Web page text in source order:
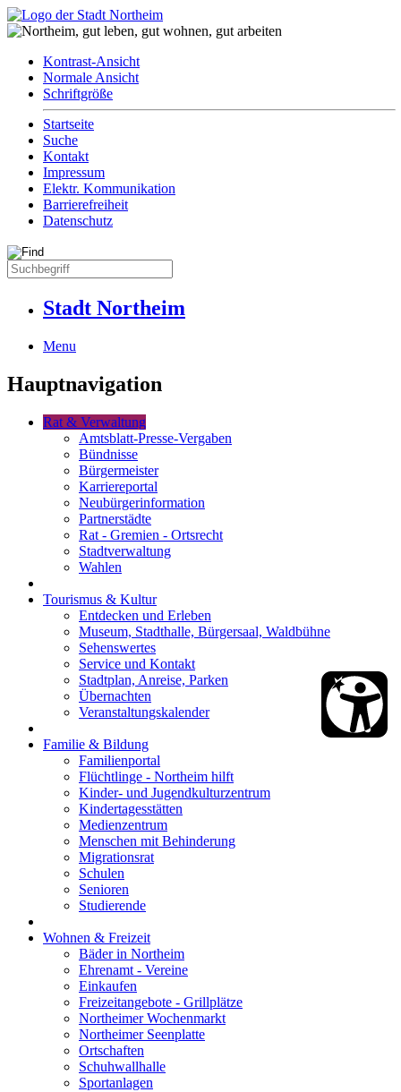
Kontrast-Ansicht
Normale Ansicht
Schriftgröße
Startseite
Suche
Kontakt
Impressum
Elektr. Kommunikation
Barrierefreiheit
Datenschutz
Stadt Northeim
Menu
Hauptnavigation
Rat & Verwaltung
Amtsblatt-Presse-Vergaben
Bündnisse
Bürgermeister
Karriereportal
Neubürgerinformation
Partnerstädte
Rat - Gremien - Ortsrecht
Stadtverwaltung
Wahlen
Tourismus & Kultur
Entdecken und Erleben
Museum, Stadthalle, Bürgersaal, Waldbühne
Sehenswertes
Service und Kontakt
Stadtplan, Anreise, Parken
Übernachten
Veranstaltungskalender
Familie & Bildung
Familienportal
Flüchtlinge - Northeim hilft
Kinder- und Jugendkulturzentrum
Kindertagesstätten
Medienzentrum
Menschen mit Behinderung
Migrationsrat
Schulen
Senioren
Studierende
Wohnen & Freizeit
Bäder in Northeim
Ehrenamt - Vereine
Einkaufen
Freizeitangebote - Grillplätze
Northeimer Wochenmarkt
Northeimer Seenplatte
Ortschaften
Schuhwallhalle
Sportanlagen